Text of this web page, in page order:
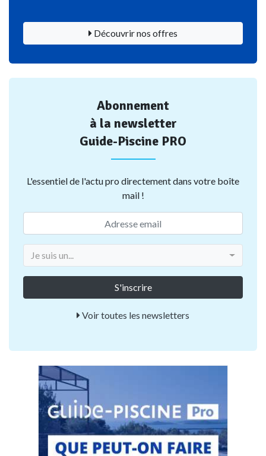
Découvrir nos offres
Abonnement
à la newsletter
Guide-Piscine PRO
L'essentiel de l'actu pro directement dans votre boîte
mail !
Je suis un...
Voir toutes les newsletters